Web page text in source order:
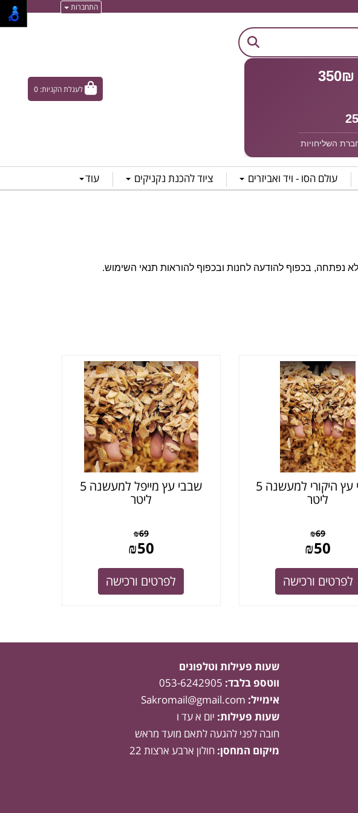
התחברות
לעגלת הקניות: 0
עולם הסו - ויד ואביזרים ציוד להכנת נקניקים עוד
שבבי עץ היקורי למעשנה 5
ליטר
₪69
₪50
לפרטים ורכישה
שבבי עץ מייפל למעשנה 5
ליטר
₪69
₪50
לפרטים ורכישה
שעות פעילות וטלפונים
ווטספ בלבד: 053-6242905
אימייל: Sakromail@gmail.com
שעות פעילות: יום א עד ו
חובה לפני להגעה לתאם מועד מראש
מיקום המחסן: חולון ארבע ארצות 22